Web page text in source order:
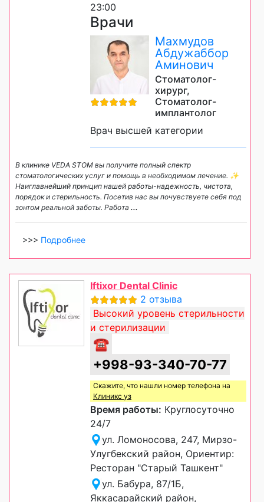
23:00
Врачи
Махмудов
Абдужаббор
Аминович
Стоматолог-
хирург,
Стоматолог-
имплантолог
Врач высшей категории
В клинике VEDA STOM вы получите полный спектр
стоматологических услуг и помощь в необходимом лечение. ✨
Наиглавнейший принцип нашей работы-надежность, чистота,
порядок и стерильность. Посетив нас вы почувствуете себя под
зонтом реальной заботы. Работа ...
>>> Подробнее
Iftixor Dental Clinic
2 отзыва
Высокий уровень стерильности
и стерилизации
☎
+998-93-340-70-77
Скажите, что нашли номер телефона на
Клиникс уз
Время работы: Круглосуточно
24/7
ул. Ломоносова, 247, Мирзо-
Улугбекский район, Ориентир:
Ресторан "Старый Ташкент"
ул. Бабура, 87/1Б,
Яккасарайский район,